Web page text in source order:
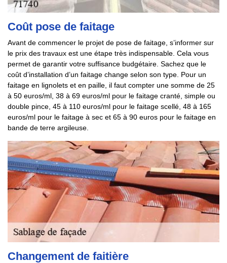
Coût pose de faitage
Avant de commencer le projet de pose de faitage, s’informer sur
le prix des travaux est une étape très indispensable. Cela vous
permet de garantir votre suffisance budgétaire. Sachez que le
coût d’installation d’un faitage change selon son type. Pour un
faitage en lignolets et en paille, il faut compter une somme de 25
à 50 euros/ml, 38 à 69 euros/ml pour le faitage cranté, simple ou
double pince, 45 à 110 euros/ml pour le faitage scellé, 48 à 165
euros/ml pour le faitage à sec et 65 à 90 euros pour le faitage en
bande de terre argileuse.
Changement de faitière